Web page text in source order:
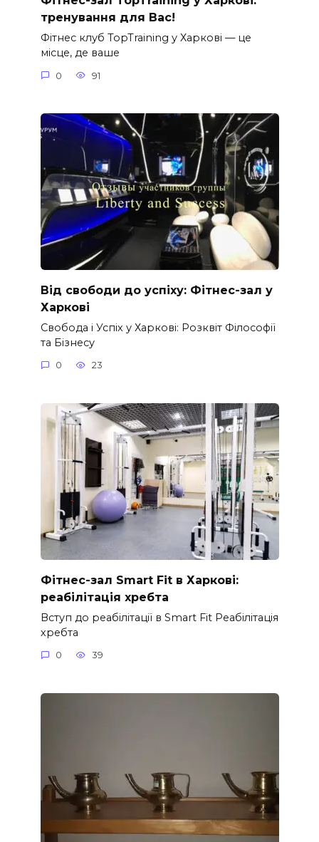
тренування для Вас!
Фітнес клуб TopTraining у Харкові — це
місце, де ваше
0 91
Від свободи до успіху: Фітнес-зал у
Харкові
Свобода і Успіх у Харкові: Розквіт Філософії
та Бізнесу
0 23
Фітнес-зал Smart Fit в Харкові:
реабілітація хребта
Вступ до реабілітації в Smart Fit Реабілітація
хребта
0 39